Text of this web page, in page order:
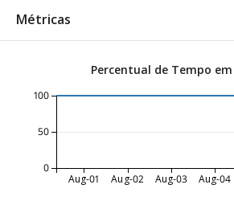
Métricas
Percentual de Tempo
Aug-01 Aug-02 Aug-03 Aug-04
0
50
100